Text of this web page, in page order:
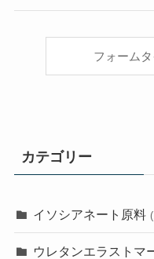
フォーム
カテゴリー
イソシアネート原料
ウレタンエラストマ